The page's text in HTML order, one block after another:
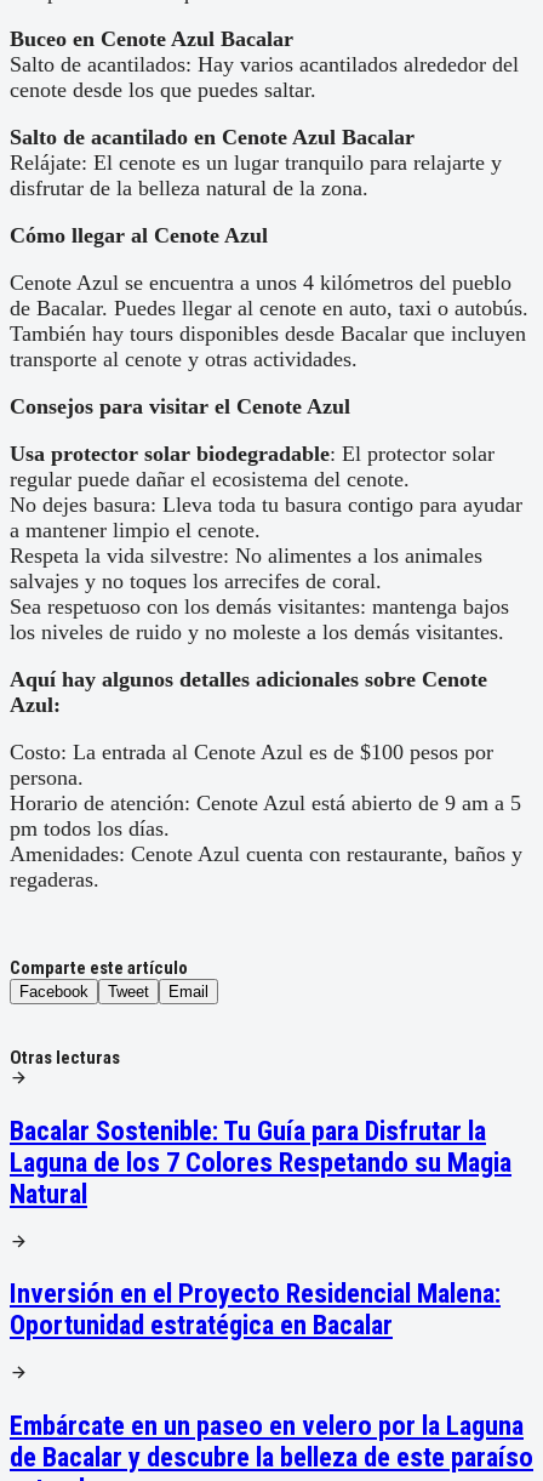
Buceo en Cenote Azul Bacalar
Salto de acantilados: Hay varios acantilados alrededor del
cenote desde los que puedes saltar.
Salto de acantilado en Cenote Azul Bacalar
Relájate: El cenote es un lugar tranquilo para relajarte y
disfrutar de la belleza natural de la zona.
Cómo llegar al Cenote Azul
Cenote Azul se encuentra a unos 4 kilómetros del pueblo
de Bacalar. Puedes llegar al cenote en auto, taxi o autobús.
También hay tours disponibles desde Bacalar que incluyen
transporte al cenote y otras actividades.
Consejos para visitar el Cenote Azul
Usa protector solar biodegradable: El protector solar
regular puede dañar el ecosistema del cenote.
No dejes basura: Lleva toda tu basura contigo para ayudar
a mantener limpio el cenote.
Respeta la vida silvestre: No alimentes a los animales
salvajes y no toques los arrecifes de coral.
Sea respetuoso con los demás visitantes: mantenga bajos
los niveles de ruido y no moleste a los demás visitantes.
Aquí hay algunos detalles adicionales sobre Cenote
Azul:
Costo: La entrada al Cenote Azul es de $100 pesos por
persona.
Horario de atención: Cenote Azul está abierto de 9 am a 5
pm todos los días.
Amenidades: Cenote Azul cuenta con restaurante, baños y
regaderas.
Comparte este artículo
Facebook Tweet Email
Otras lecturas
Bacalar Sostenible: Tu Guía para Disfrutar la
Laguna de los 7 Colores Respetando su Magia
Natural
Inversión en el Proyecto Residencial Malena:
Oportunidad estratégica en Bacalar
Embárcate en un paseo en velero por la Laguna
de Bacalar y descubre la belleza de este paraíso